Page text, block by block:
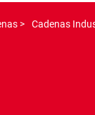
> Cadenas